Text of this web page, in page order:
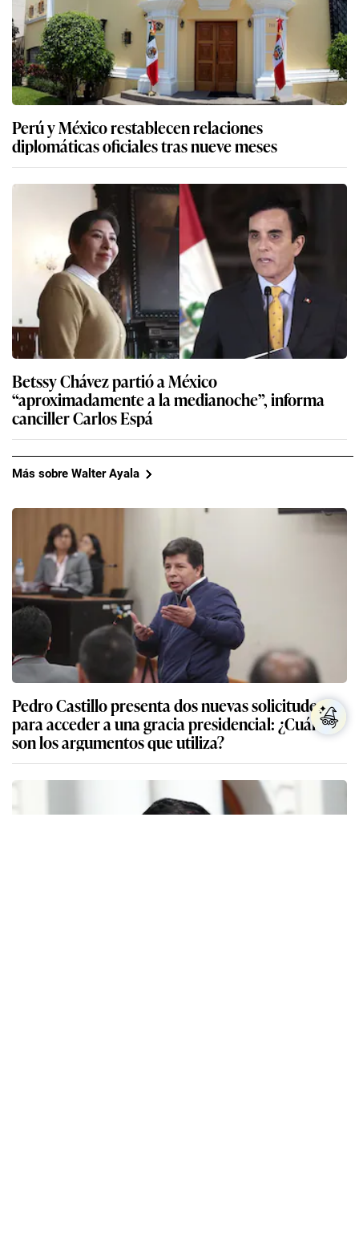
Perú y México restablecen relaciones
diplomáticas oficiales tras nueve meses
Betssy Chávez partió a México
“aproximadamente a la medianoche”, informa
canciller Carlos Espá
Más sobre Walter Ayala
Pedro Castillo presenta dos nuevas solicitudes
para acceder a una gracia presidencial: ¿Cuáles
son los argumentos que utiliza?